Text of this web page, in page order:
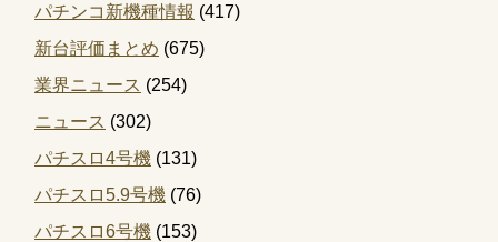
パチンコ新機種情報 (417)
新台評価まとめ (675)
業界ニュース (254)
ニュース (302)
パチスロ4号機 (131)
パチスロ5.9号機 (76)
パチスロ6号機 (153)